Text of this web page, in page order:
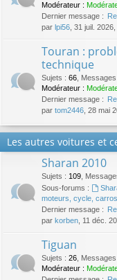
Modérateur :
Dernier message :
par lpi56 , 31 juil.
Touran :
technique
Sujets : 66 Messages
Modérateur :
Dernier message :
par tom2446 , 28 mai
Les autres voitures et
Sharan 2010
Sujets : 109
Sous-forums :
moteurs, cycle,
Dernier message :
par korben , 11 déc.
Tiguan
Sujets : 26 Messages
Modérateur :